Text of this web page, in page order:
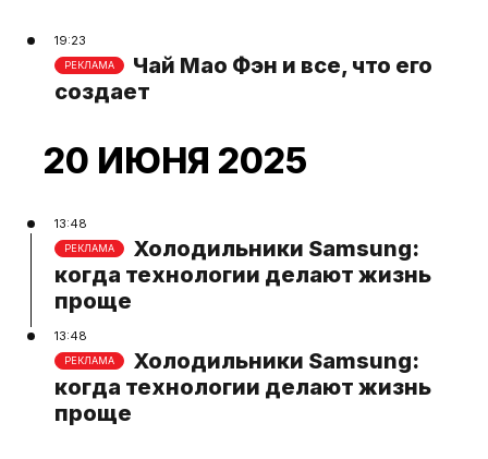
19:23
РЕКЛАМА
Чай Мао Фэн и все, что его
создает
20 ИЮНЯ 2025
13:48
РЕКЛАМА
Холодильники Samsung:
когда технологии делают жизнь
проще
13:48
РЕКЛАМА
Холодильники Samsung:
когда технологии делают жизнь
проще